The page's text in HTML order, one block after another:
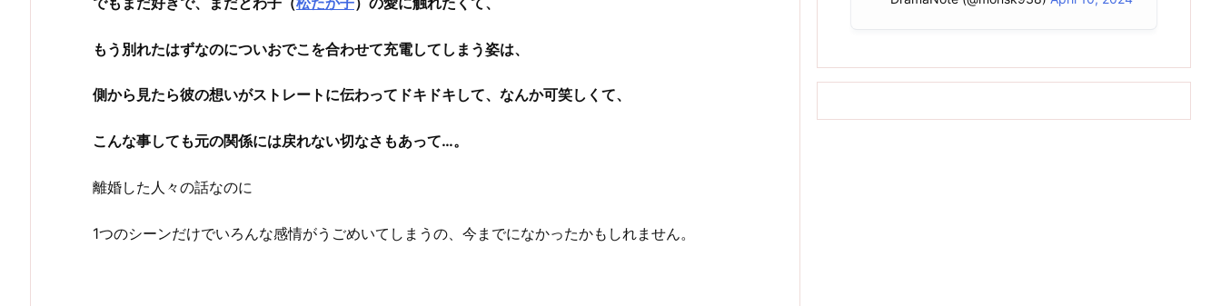
もう別れたはずなのについおでこを合わせて充電してしまう姿は、
側から見たら彼の想いがストレートに伝わってドキドキして、なんか可笑しくて、
こんな事しても元の関係には戻れない切なさもあって…。
離婚した人々の話なのに
1つのシーンだけでいろんな感情がうごめいてしまうの、今までになかったかもしれません。